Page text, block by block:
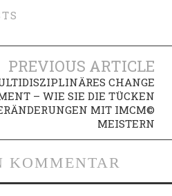
PREVIOUS ARTICLE
CHANGE
– WIE SIE DIE TÜCKEN
MIT IMCM©
MEISTERN
KOMMENTAR